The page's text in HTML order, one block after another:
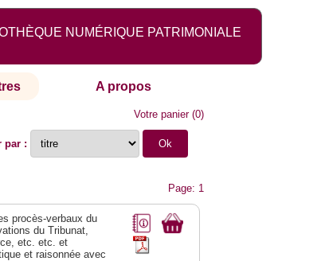
NUMÉRIQUE PATRIMONIALE
A propos
Votre panier(0)
par :
Page: 1
procès-verbaux du
du Tribunat,
etc. etc. et
et raisonnée avec